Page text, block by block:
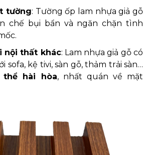
tường: Tường ốp lam nhựa giả gỗ
chế bụi bẩn và ngăn chặn tình
nội thất khác: Lam nhựa giả gỗ có
sofa, kệ tivi, sàn gỗ, thảm trải sàn…
thể hài hòa, nhất quán về mặt